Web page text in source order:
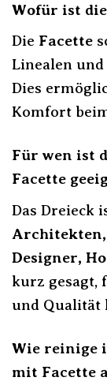
Wofür ist
Die Facette
Linealen
Dies
Komfort
Für wen ist
Facette
Das Dreieck
Designer,
kurz gesagt,
und Qualität
Wie reinige
mit Facette